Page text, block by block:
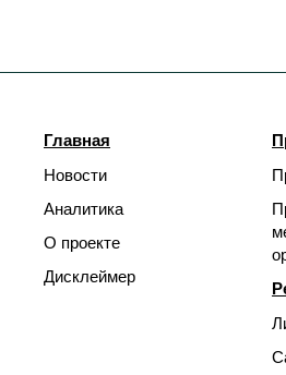
Главная
Новости
Аналитика
О проекте
Дисклеймер